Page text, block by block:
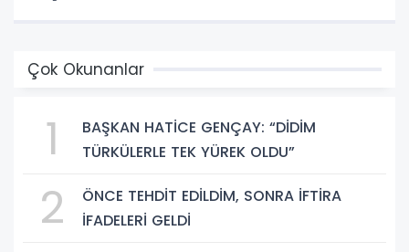
Çok Okunanlar
1
BAŞKAN HATİCE GENÇAY: “DİDİM
TÜRKÜLERLE TEK YÜREK OLDU”
2
ÖNCE TEHDİT EDİLDİM, SONRA İFTİRA
İFADELERİ GELDİ